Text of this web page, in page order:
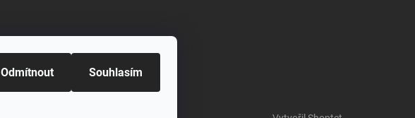
Odmítnout Souhlasím